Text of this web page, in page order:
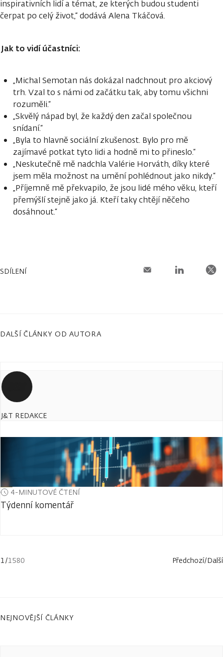
inspirativních lidí a témat, ze kterých budou studenti
čerpat po celý život,“ dodává Alena Tkáčová.
Jak to vidí účastníci:
„Michal Semotan nás dokázal nadchnout pro akciový
trh. Vzal to s námi od začátku tak, aby tomu všichni
rozuměli.“
„Skvělý nápad byl, že každý den začal společnou
snídaní.“
„Byla to hlavně sociální zkušenost. Bylo pro mě
zajímavé potkat tyto lidi a hodně mi to přineslo.“
„Neskutečně mě nadchla Valérie Horváth, díky které
jsem měla možnost na umění pohlédnout jako nikdy.“
„Příjemně mě překvapilo, že jsou lidé mého věku, kteří
přemýšlí stejně jako já. Kteří taky chtějí něčeho
dosáhnout.“
SDÍLENÍ
DALŠÍ ČLÁNKY OD AUTORA
J&T REDAKCE
4-MINUTOVÉ ČTENÍ
Týdenní komentář
1/1580 Předchozí/Další
NEJNOVĚJŠÍ ČLÁNKY